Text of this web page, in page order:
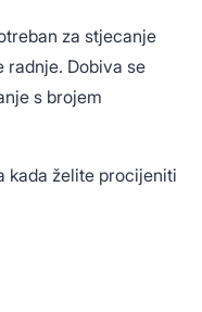
za stjecanje
radnje. Dobiva se
s brojem
kada želite procijeniti